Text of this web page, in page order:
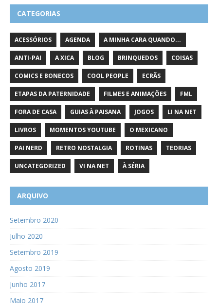
CATEGORIAS
ACESSÓRIOS AGENDA A MINHA CARA QUANDO...
ANTI-PAI A XICA BLOG BRINQUEDOS COISAS
COMICS E BONECOS COOL PEOPLE ECRÃS
ETAPAS DA PATERNIDADE FILMES E ANIMAÇÕES FML
FORA DE CASA GUIAS À PAISANA JOGOS LI NA NET
LIVROS MOMENTOS YOUTUBE O MEXICANO
PAI NERD RETRO NOSTALGIA ROTINAS TEORIAS
UNCATEGORIZED VI NA NET À SÉRIA
ARQUIVO
Setembro 2020
Julho 2020
Setembro 2019
Agosto 2019
Junho 2017
Maio 2017